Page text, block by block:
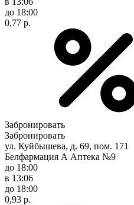
до 18:00
0,77 р.
Забронировать
Забронировать
ул. Куйбышева, д. 69, пом. 171
Белфармация А Аптека №9
до 18:00
в 13:06
до 18:00
0,93 р.